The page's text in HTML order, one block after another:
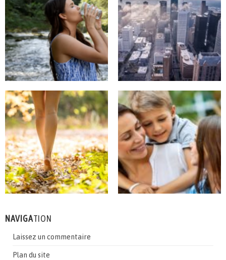
NAVIGATION
Laissez un commentaire
Plan du site